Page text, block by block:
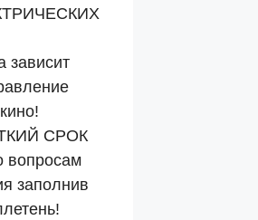
зависит
СРОК
вопросам
заполнив